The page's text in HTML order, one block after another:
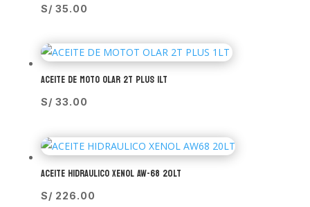
S/ 35.00
ACEITE DE MOTO OLAR 2T PLUS 1LT
S/ 33.00
ACEITE HIDRAULICO XENOL AW-68 20LT
S/ 226.00